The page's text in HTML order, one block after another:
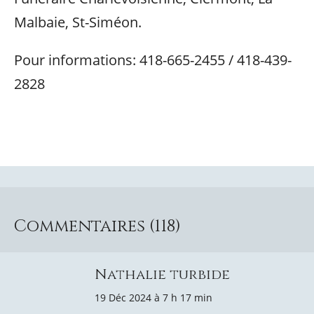
Malbaie, St-Siméon.
Pour informations: 418-665-2455 / 418-439-
2828
Commentaires (118)
Nathalie turbide
19 Déc 2024 à 7 h 17 min